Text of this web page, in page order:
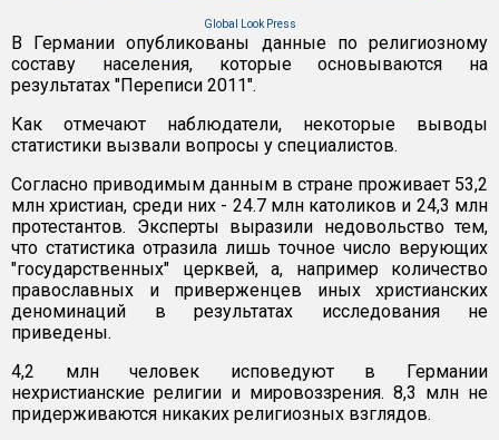
Global Look Press
В Германии опубликованы данные по религиозному
составу населения, которые основываются на
результатах "Переписи 2011".
Как отмечают наблюдатели, некоторые выводы
статистики вызвали вопросы у специалистов.
Согласно приводимым данным в стране проживает 53,2
млн христиан, среди них - 24.7 млн католиков и 24,3 млн
протестантов. Эксперты выразили недовольство тем,
что статистика отразила лишь точное число верующих
"государственных" церквей, а, например количество
православных и приверженцев иных христианских
деноминаций в результатах исследования не
приведены.
4,2 млн человек исповедуют в Германии
нехристианские религии и мировоззрения. 8,3 млн не
придерживаются никаких религиозных взглядов.